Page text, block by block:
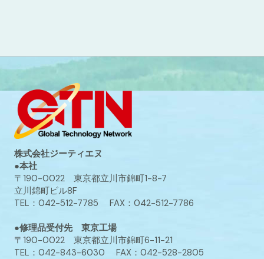
株式会社ジーティエヌ
●本社
〒190-0022 東京都立川市錦町1-8-7
立川錦町ビル8F
TEL：042-512-7785 FAX：042-512-7786
●修理品受付先 東京工場
〒190-0022 東京都立川市錦町6-11-21
TEL：042-843-6030 FAX：042-528-2805